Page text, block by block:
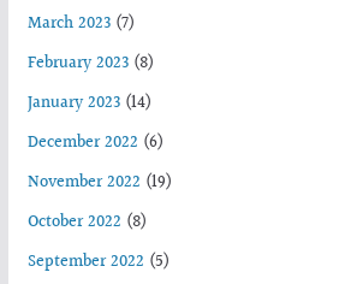
March 2023(7)
February 2023(8)
January 2023(14)
December 2022 (6)
November 2022 (19)
October 2022 (8)
September 2022 (5)